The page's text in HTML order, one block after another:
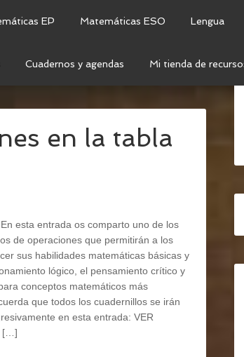
EP Matemáticas ESO Lengua
Cuadernos y agendas Mi tienda de
/
OPERACIONES CON
en la tabla
esta entrada os comparto uno de los
de operaciones que permitirán a los
sus habilidades matemáticas básicas y
lógico, el pensamiento crítico y
conceptos matemáticos más
que todos los cuadernillos se irán
en esta entrada: VER
[…]